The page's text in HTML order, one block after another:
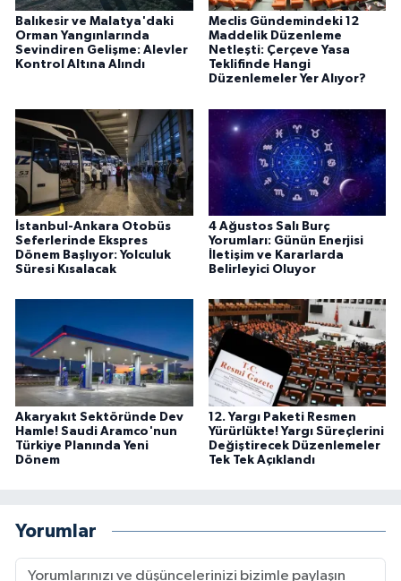
Balıkesir ve Malatya'daki
Orman Yangınlarında
Sevindiren Gelişme: Alevler
Kontrol Altına Alındı
Meclis Gündemindeki 12
Maddelik Düzenleme
Netleşti: Çerçeve Yasa
Teklifinde Hangi
Düzenlemeler Yer Alıyor?
İstanbul-Ankara Otobüs
Seferlerinde Ekspres
Dönem Başlıyor: Yolculuk
Süresi Kısalacak
4 Ağustos Salı Burç
Yorumları: Günün Enerjisi
İletişim ve Kararlarda
Belirleyici Oluyor
Akaryakıt Sektöründe Dev
Hamle! Saudi Aramco'nun
Türkiye Planında Yeni
Dönem
12. Yargı Paketi Resmen
Yürürlükte! Yargı Süreçlerini
Değiştirecek Düzenlemeler
Tek Tek Açıklandı
Yorumlar